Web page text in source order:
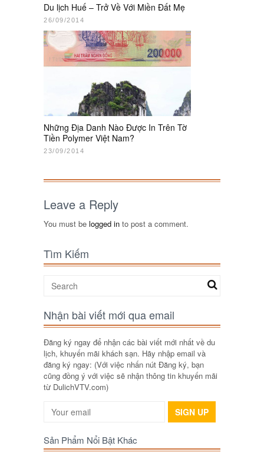
Du lịch Huế – Trở Về Với Miền Đất Mẹ
26/09/2014
Những Địa Danh Nào Được In Trên Tờ
Tiền Polymer Việt Nam?
23/09/2014
Leave a Reply
You must be logged in to post a comment.
Tìm Kiếm
Nhận bài viết mới qua email
Đăng ký ngay để nhận các bài viết mới nhất về du
lịch, khuyến mãi khách sạn. Hãy nhập email và
đăng ký ngay: (Với việc nhấn nút Đăng ký, bạn
cũng đồng ý với việc sẽ nhận thông tin khuyến mãi
từ DulichVTV.com)
SIGN UP
Sản Phẩm Nổi Bật Khác